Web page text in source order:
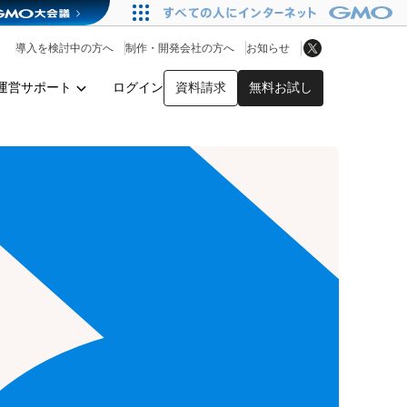
営サポート ログイン 資料請求 無料お試し
導入を検討中の方へ 制作・開発会社の方へ お知らせ
アプリストア